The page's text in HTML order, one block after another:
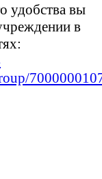
удобства вы
в